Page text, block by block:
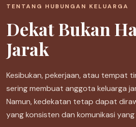
TENTANG HUBUNGAN KELUARGA
Dekat Bukan
Jarak
Kesibukan, pekerjaan, atau tempat
sering membuat anggota keluarga
Namun, kedekatan tetap dapat
yang konsisten dan komunikasi